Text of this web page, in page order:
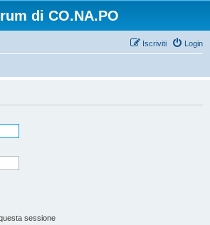
di CO.NA.PO
Login
Iscriviti
sessione